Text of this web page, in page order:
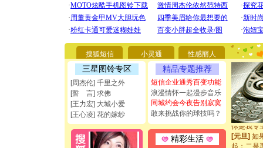
搜狐短信 小灵通 性感丽人
三星图铃专区
[周杰伦] 千里之外
[誓 言] 求佛
[王力宏] 大城小爱
[王心凌] 花的嫁纱
精品专题推荐
短信企业通秀百变功能
浪漫情怀一起漫步音乐
同城约会今夜告别寂寞
敢来挑战你的球技吗？
精彩生活
[圣诞节]
你太多
要平安！
[圣诞节]
能正大光
都要快乐
[圣诞节]
如意,快
[元旦]看
断电。爱
你是我专
[元旦] 如
起；二是